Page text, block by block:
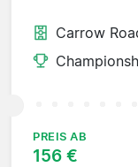
Carrow
PREIS AB
156 €